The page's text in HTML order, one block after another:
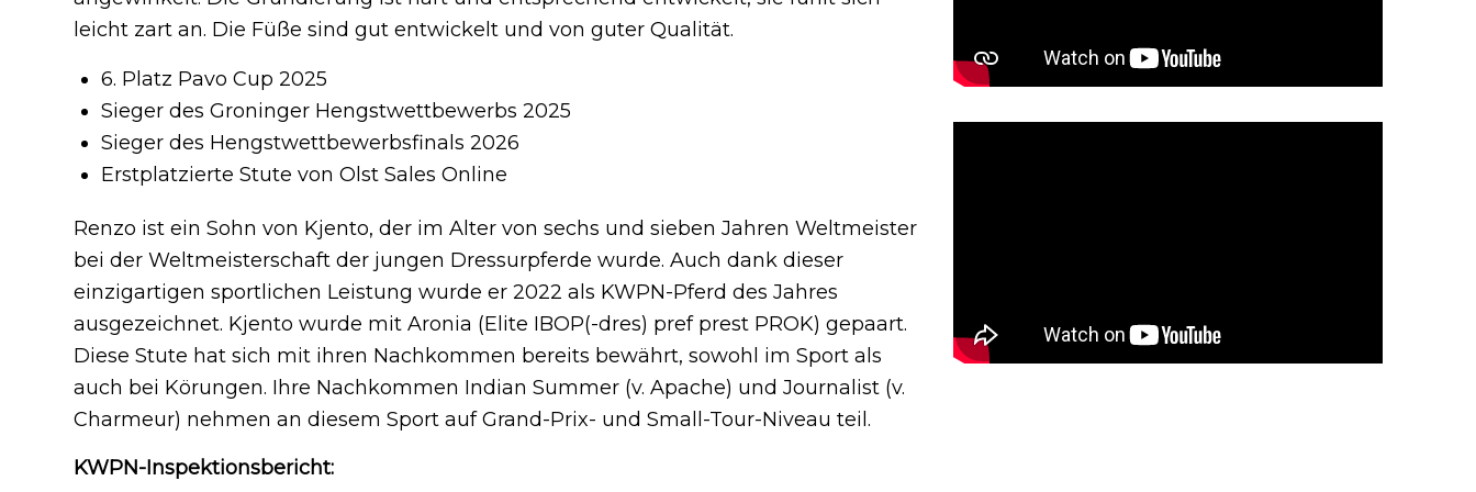
leicht zart an. Die Füße sind gut entwickelt und von guter Qualität.
6. Platz Pavo Cup 2025
Sieger des Groninger Hengstwettbewerbs 2025
Sieger des Hengstwettbewerbsfinals 2026
Erstplatzierte Stute von Olst Sales Online
Renzo ist ein Sohn von Kjento, der im Alter von sechs und sieben Jahren Weltmeister
bei der Weltmeisterschaft der jungen Dressurpferde wurde. Auch dank dieser
einzigartigen sportlichen Leistung wurde er 2022 als KWPN-Pferd des Jahres
ausgezeichnet. Kjento wurde mit Aronia (Elite IBOP(-dres) pref prest PROK) gepaart.
Diese Stute hat sich mit ihren Nachkommen bereits bewährt, sowohl im Sport als
auch bei Körungen. Ihre Nachkommen Indian Summer (v. Apache) und Journalist (v.
Charmeur) nehmen an diesem Sport auf Grand-Prix- und Small-Tour-Niveau teil.
KWPN-Inspektionsbericht: